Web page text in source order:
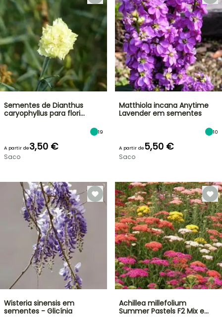
Sementes de Dianthus
caryophyllus para flori…
19
A partir de3,50 €
Saco
Matthiola incana Anytime
Lavender em sementes
10
A partir de5,50 €
Saco
Wisteria sinensis em
sementes - Glicínia
Achillea millefolium
Summer Pastels F2 Mix e…